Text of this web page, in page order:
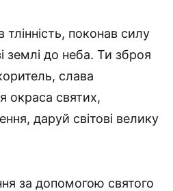
тлінність, поконав силу
землі до неба. Ти зброя
слава
окраса святих,
даруй світові велику
за допомогою святого